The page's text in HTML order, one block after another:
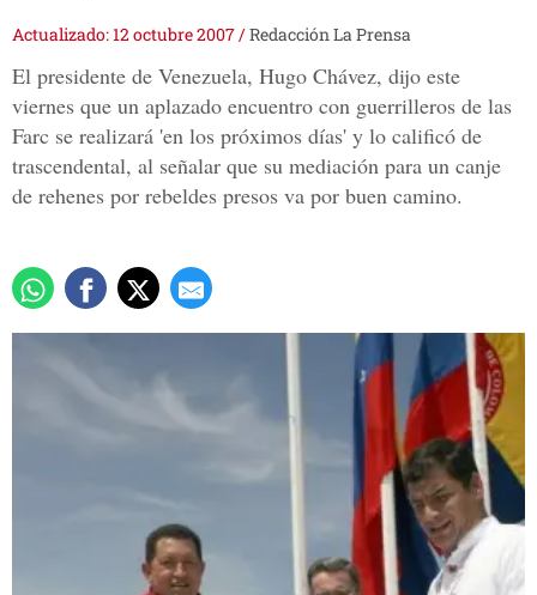
Actualizado: 12 octubre 2007/Redacción La Prensa
El presidente de Venezuela, Hugo Chávez, dijo este
viernes que un aplazado encuentro con guerrilleros de las
Farc se realizará 'en los próximos días' y lo calificó de
trascendental, al señalar que su mediación para un canje
de rehenes por rebeldes presos va por buen camino.